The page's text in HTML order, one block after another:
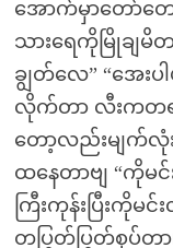
အောက်မှာတော်တ
သားရေကိုမြိုချ
ချွတ်လေ” “အေး
လိုက်တာ လီးကတရမ်
တော့လည်းမျက်
ထနေတာဗျ “ကို
ကြီးကုန်းပြီးကိုမ
တပြွတ်ပြွတ်စုပ်တာ